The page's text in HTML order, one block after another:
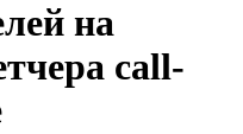
на
call-